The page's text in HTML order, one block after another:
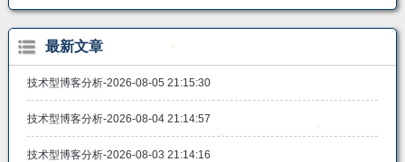
最新文章
技术型博客分析-2026-08-05 21:15:30
技术型博客分析-2026-08-04 21:14:57
技术型博客分析-2026-08-03 21:14:16